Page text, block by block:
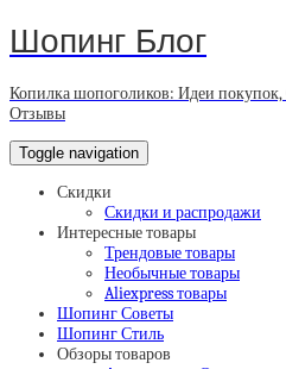
Шопинг Блог
Копилка шопоголиков: Идеи
Отзывы
Toggle navigation
Скидки
Скидки и распродажи
Интересные товары
Трендовые товары
Необычные товары
Aliexpress товары
Шопинг Советы
Шопинг Стиль
Обзоры товаров